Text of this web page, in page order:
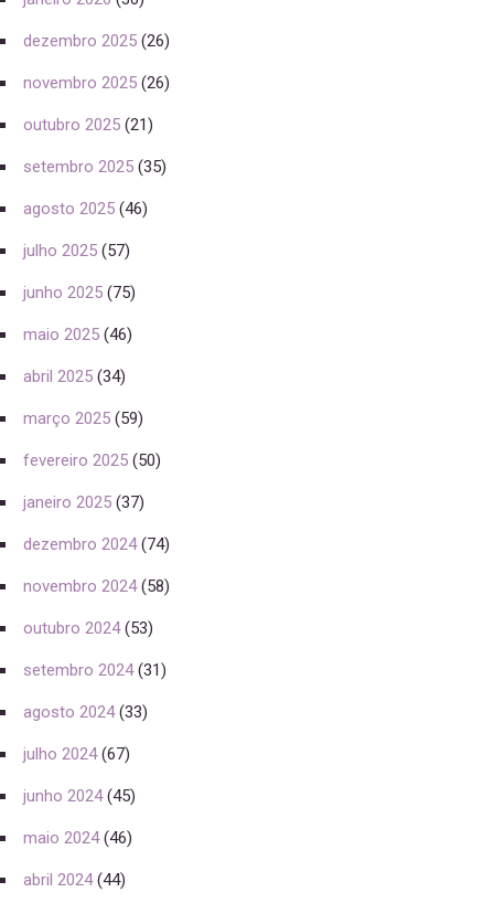
dezembro 2025 (26)
novembro 2025 (26)
outubro 2025 (21)
setembro 2025 (35)
agosto 2025 (46)
julho 2025 (57)
junho 2025 (75)
maio 2025 (46)
abril 2025 (34)
março 2025 (59)
fevereiro 2025 (50)
janeiro 2025 (37)
dezembro 2024(74)
novembro 2024(58)
outubro 2024(53)
setembro 2024(31)
agosto 2024(33)
julho 2024(67)
junho 2024(45)
maio 2024(46)
abril 2024(44)